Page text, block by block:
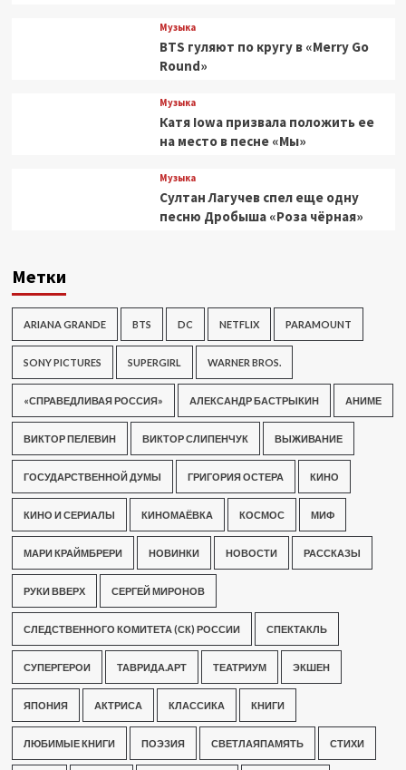
Музыка
BTS гуляют по кругу в «Merry Go
Round»
Музыка
Катя Iowa призвала положить ее
на место в песне «Мы»
Музыка
Султан Лагучев спел еще одну
песню Дробыша «Роза чёрная»
Метки
ARIANA GRANDE BTS DC NETFLIX PARAMOUNT
SONY PICTURES SUPERGIRL WARNER BROS.
«СПРАВЕДЛИВАЯ РОССИЯ» АЛЕКСАНДР БАСТРЫКИН АНИМЕ
ВИКТОР ПЕЛЕВИН ВИКТОР СЛИПЕНЧУК ВЫЖИВАНИЕ
ГОСУДАРСТВЕННОЙ ДУМЫ ГРИГОРИЯ ОСТЕРА КИНО
КИНО И СЕРИАЛЫ КИНОМАЁВКА КОСМОС МИФ
МАРИ КРАЙМБРЕРИ НОВИНКИ НОВОСТИ РАССКАЗЫ
РУКИ ВВЕРХ СЕРГЕЙ МИРОНОВ
СЛЕДСТВЕННОГО КОМИТЕТА (СК) РОССИИ СПЕКТАКЛЬ
СУПЕРГЕРОИ ТАВРИДА.АРТ ТЕАТРИУМ ЭКШЕН
ЯПОНИЯ АКТРИСА КЛАССИКА КНИГИ
ЛЮБИМЫЕ КНИГИ ПОЭЗИЯ СВЕТЛАЯПАМЯТЬ СТИХИ